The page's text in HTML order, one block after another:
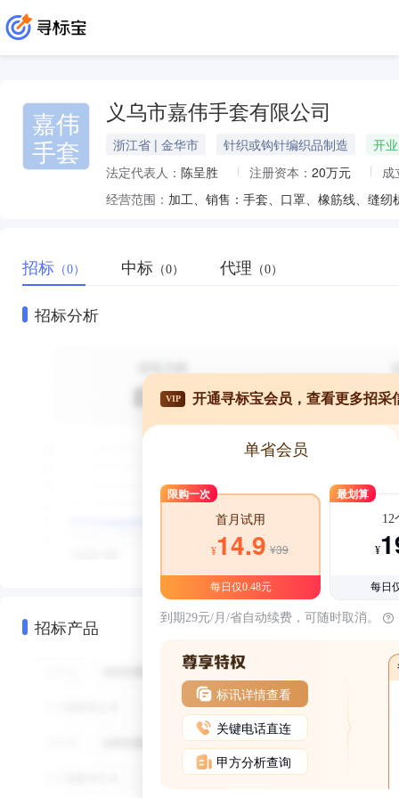
嘉伟
手套
义乌市嘉伟手套有限公司
浙江省 | 金华市 针织或钩针编织品制造
开业
法定代表人： 陈呈胜 注册资本： 20万元
成
经营范围： 加工、销售：手套、口罩、橡筋线、缝
招标 （0） 中标 （0） 代理 （0）
招标分析
招标产品
VIP 开通寻标宝会员，查看更多招采
单省会员
限购一次
首月试用
¥14.9 ¥39
每日仅0.48元
最划算
12
¥
每日
到期29元/月/省自动续费，可随时取消。
标讯详情查看
关键电话直连
甲方分析查询